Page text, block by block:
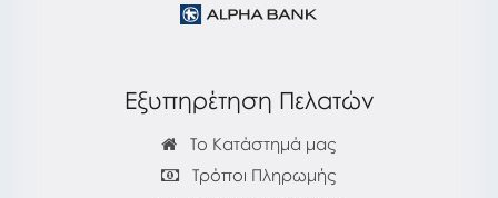
Εξυπηρέτηση Πελατών
Το Κατάστημά μας
Τρόποι Πληρωμής